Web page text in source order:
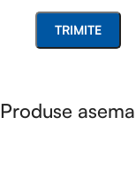
Produse